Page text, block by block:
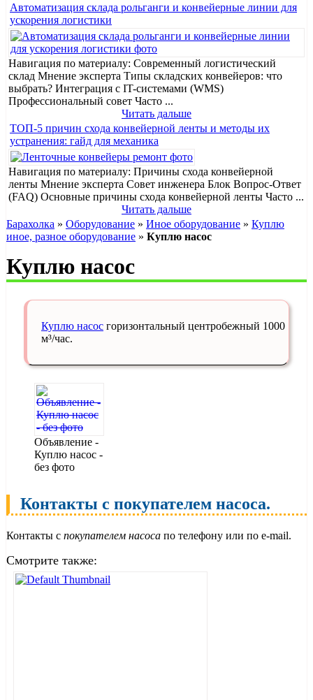
Автоматизация склада рольганги и конвейерные линии для
ускорения логистики
Навигация по материалу: Современный логистический
склад Мнение эксперта Типы складских конвейеров: что
выбрать? Интеграция с IT-системами (WMS)
Профессиональный совет Часто ...
Читать дальше
ТОП-5 причин схода конвейерной ленты и методы их
устранения: гайд для механика
Навигация по материалу: Причины схода конвейерной
ленты Мнение эксперта Совет инженера Блок Вопрос-Ответ
(FAQ) Основные причины схода конвейерной ленты Часто ...
Читать дальше
Барахолка » Оборудование » Иное оборудование » Куплю
иное, разное оборудование » Куплю насос
Куплю насос
Куплю насос горизонтальный центробежный 1000
м³/час.
Объявление -
Куплю насос -
без фото
Контакты с покупателем насоса.
Контакты с покупателем насоса по телефону или по e-mail.
Смотрите также: